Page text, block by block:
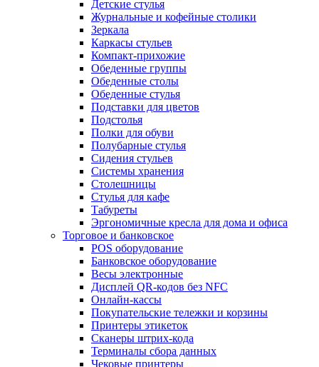
Детские стулья
Журнальные и кофейные столики
Зеркала
Каркасы стульев
Компакт-прихожие
Обеденные группы
Обеденные столы
Обеденные стулья
Подставки для цветов
Подстолья
Полки для обуви
Полубарные стулья
Сидения стульев
Системы хранения
Столешницы
Стулья для кафе
Табуреты
Эргономичные кресла для дома и офиса
Торговое и банковское
POS оборудование
Банковское оборудование
Весы электронные
Дисплей QR-кодов без NFC
Онлайн-кассы
Покупательские тележки и корзины
Принтеры этикеток
Сканеры штрих-кода
Терминалы сбора данных
Чековые принтеры